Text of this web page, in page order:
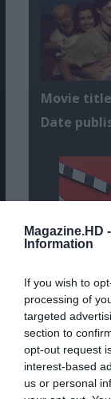
Magazine.HD -
Information
If you wish to
processing of
targeted
section to
opt-out request
interest-based
us or personal
Movie
Date